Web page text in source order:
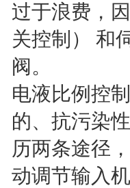
过于浪费，
关控制） 和
阀。
电液比例控
的、抗污染
历两条途径
动调节输入